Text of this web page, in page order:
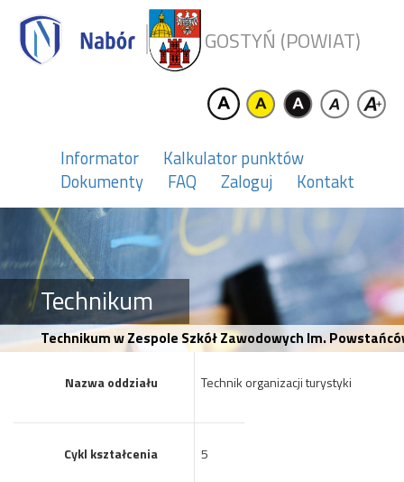
GOSTYŃ (POWIAT)
Informator
Kalkulator punktów
Dokumenty
FAQ Zaloguj Kontakt
Technikum
Technikum w Zespole Szkół Zawodowych Im.
Nazwa oddziału Technik organizacji turystyki
Cykl kształcenia 5